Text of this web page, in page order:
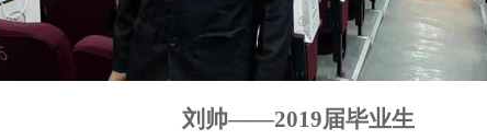
刘帅——2019届毕业生